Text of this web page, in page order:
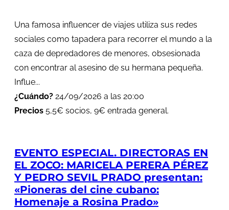
Una famosa influencer de viajes utiliza sus redes
sociales como tapadera para recorrer el mundo a la
caza de depredadores de menores, obsesionada
con encontrar al asesino de su hermana pequeña.
Influe...
¿Cuándo? 24/09/2026 a las 20:00
Precios 5,5€ socios, 9€ entrada general.
EVENTO ESPECIAL. DIRECTORAS EN
EL ZOCO: MARICELA PERERA PÉREZ
Y PEDRO SEVIL PRADO presentan:
«Pioneras del cine cubano:
Homenaje a Rosina Prado»